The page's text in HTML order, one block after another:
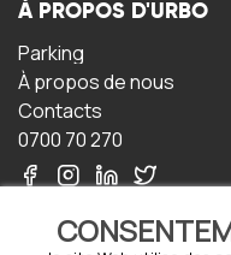
À PROPOS D'URBO
Parking
À propos de nous
Contacts
0700 70 270